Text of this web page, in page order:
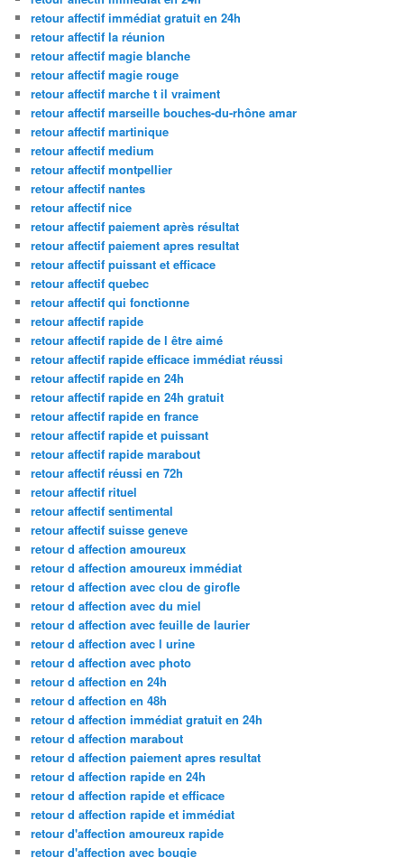
retour affectif immédiat gratuit en 24h
retour affectif la réunion
retour affectif magie blanche
retour affectif magie rouge
retour affectif marche t il vraiment
retour affectif marseille bouches-du-rhône amar
retour affectif martinique
retour affectif medium
retour affectif montpellier
retour affectif nantes
retour affectif nice
retour affectif paiement après résultat
retour affectif paiement apres resultat
retour affectif puissant et efficace
retour affectif quebec
retour affectif qui fonctionne
retour affectif rapide
retour affectif rapide de l être aimé
retour affectif rapide efficace immédiat réussi
retour affectif rapide en 24h
retour affectif rapide en 24h gratuit
retour affectif rapide en france
retour affectif rapide et puissant
retour affectif rapide marabout
retour affectif réussi en 72h
retour affectif rituel
retour affectif sentimental
retour affectif suisse geneve
retour d affection amoureux
retour d affection amoureux immédiat
retour d affection avec clou de girofle
retour d affection avec du miel
retour d affection avec feuille de laurier
retour d affection avec l urine
retour d affection avec photo
retour d affection en 24h
retour d affection en 48h
retour d affection immédiat gratuit en 24h
retour d affection marabout
retour d affection paiement apres resultat
retour d affection rapide en 24h
retour d affection rapide et efficace
retour d affection rapide et immédiat
retour d'affection amoureux rapide
retour d'affection avec bougie